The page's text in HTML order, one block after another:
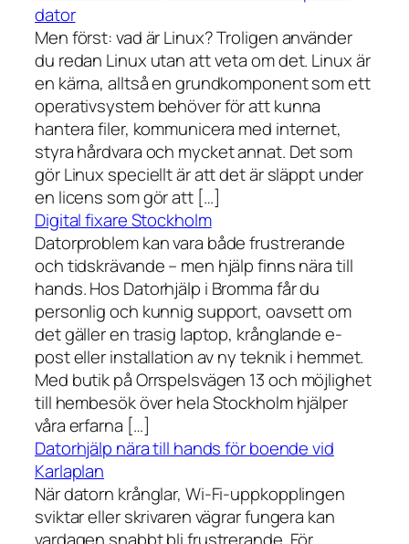
dator
Men först: vad är Linux? Troligen använder
du redan Linux utan att veta om det. Linux är
en kärna, alltså en grundkomponent som ett
operativsystem behöver för att kunna
hantera filer, kommunicera med internet,
styra hårdvara och mycket annat. Det som
gör Linux speciellt är att det är släppt under
en licens som gör att […]
Digital fixare Stockholm
Datorproblem kan vara både frustrerande
och tidskrävande – men hjälp finns nära till
hands. Hos Datorhjälp i Bromma får du
personlig och kunnig support, oavsett om
det gäller en trasig laptop, krånglande e-
post eller installation av ny teknik i hemmet.
Med butik på Orrspelsvägen 13 och möjlighet
till hembesök över hela Stockholm hjälper
våra erfarna […]
Datorhjälp nära till hands för boende vid
Karlaplan
När datorn krånglar, Wi-Fi-uppkopplingen
sviktar eller skrivaren vägrar fungera kan